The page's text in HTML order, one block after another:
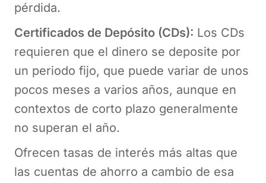
pérdida.
Certificados de Depósito (CDs): Los CDs
requieren que el dinero se deposite por
un periodo fijo, que puede variar de unos
pocos meses a varios años, aunque en
contextos de corto plazo generalmente
no superan el año.
Ofrecen tasas de interés más altas que
las cuentas de ahorro a cambio de esa